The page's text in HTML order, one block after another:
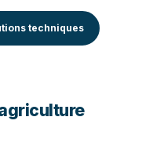
techniques